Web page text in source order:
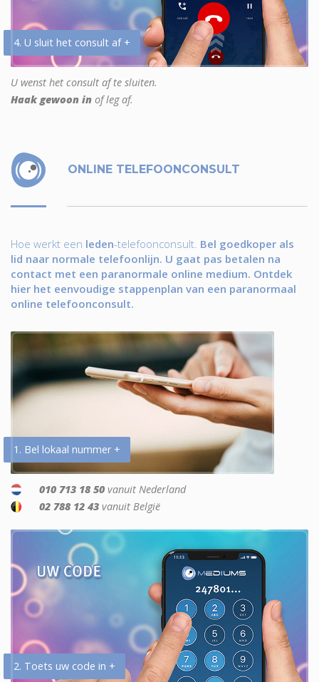
4. U sluit het consult af +
U wenst het consult af te sluiten.
Haak gewoon in of leg af.
ONLINE TELEFOONCONSULT
Hoe werkt een leden-telefoonconsult. Bel goedkoper als
lid naar normale telefoonlijn. U gaat pas betalen na
contact met een paranormale online medium. Ontdek
hier het eenvoudige stappenplan van een paranormaal
online telefoonconsult.
1. Bel lokaal nummer +
010 713 18 50 vanuit Nederland
02 788 12 43 vanuit België
2. Toets uw code in +